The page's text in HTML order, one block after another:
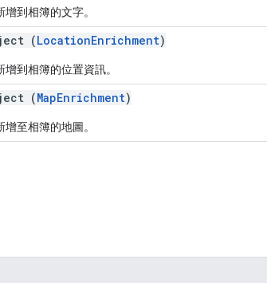
增到相簿的文字。
(LocationEnrichment)
增到相簿的位置資訊。
(MapEnrichment)
增至相簿的地圖。